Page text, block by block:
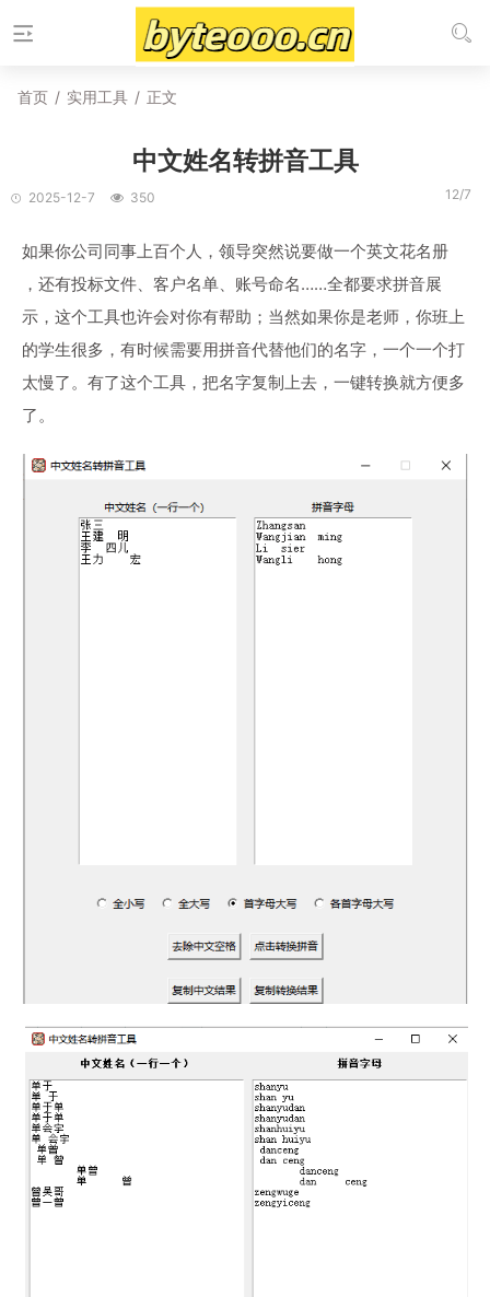
首页 / 实用工具 / 正文
中文姓名转拼音工具
2025-12-7 350 12/7
如果你公司同事上百个人，领导突然说要做一个英文花名册
，还有投标文件、客户名单、账号命名……全都要求拼音展
示，这个工具也许会对你有帮助；当然如果你是老师，你班上
的学生很多，有时候需要用拼音代替他们的名字，一个一个打
太慢了。有了这个工具，把名字复制上去，一键转换就方便多
了。